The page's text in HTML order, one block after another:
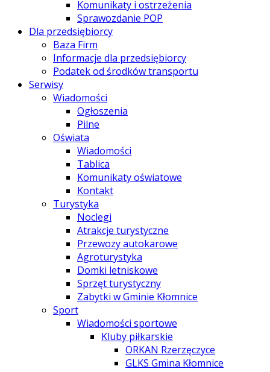
Komunikaty i ostrzeżenia
Sprawozdanie POP
Dla przedsiębiorcy
Baza Firm
Informacje dla przedsiębiorcy
Podatek od środków transportu
Serwisy
Wiadomości
Ogłoszenia
Pilne
Oświata
Wiadomości
Tablica
Komunikaty oświatowe
Kontakt
Turystyka
Noclegi
Atrakcje turystyczne
Przewozy autokarowe
Agroturystyka
Domki letniskowe
Sprzęt turystyczny
Zabytki w Gminie Kłomnice
Sport
Wiadomości sportowe
Kluby piłkarskie
ORKAN Rzerzęczyce
GLKS Gmina Kłomnice